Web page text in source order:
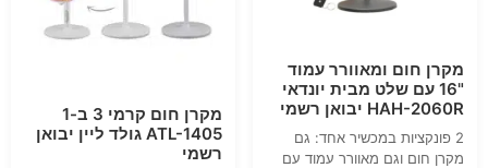
מקרן חום ומאוורר עמוד
"16 עם שלט מבית יונדאי
HAH-2060R יבואן רשמי
2 פונקציות במכשיר אחד: גם
מקרן חום וגם מאוורר עמוד עם
מקרן חום קרמי 3 ב-1
ATL-1405 גולד ליין יבואן
רשמי